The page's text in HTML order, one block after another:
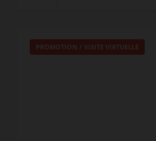
PROMOTION / VISITE VIRTUELLE